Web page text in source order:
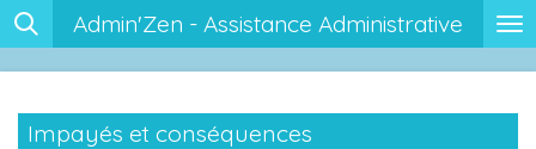
Passer
principal
Admin'Zen - Assistance Administrative
Impayés et conséquences